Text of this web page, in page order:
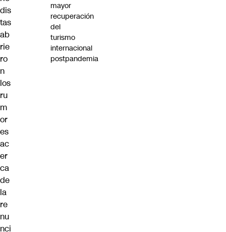
dis
tas
ab
rie
ro
n
los
ru
m
or
es
ac
er
ca
de
la
re
nu
nci
mayor
recuperación
del
turismo
internacional
postpandemia